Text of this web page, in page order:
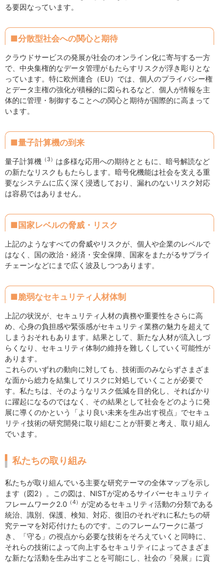
る要因なっています。
■分散型社会への関心と期待
クラウドサービスの発展が社会のオンライン化に寄与する一方
で、中央集権的なデータ管理がもたらすリスクが浮き彫りとな
っています。特に欧州連合（EU）では、個人のプライバシー権
とデータ主権の強化が積極的に図られるなど、個人が情報を主
体的に管理・制御することへの関心と期待が国際的に高まって
います。
■量子計算機の到来
量子計算機 （3） は多様な応用への期待とともに、暗号解読など
の新たなリスクももたらします。暗号化機能は社会を支える重
要なシステムに広く深く浸透しており、漏れのないリスク対応
は容易ではありません。
■国家レベルの脅威・リスク
上記のようなすべての脅威やリスクが、個人や企業のレベルで
はなく、国の政治・経済・安全保障、国家をまたがるサプライ
チェーンなどにまで広く波及しつつあります。
■脆弱なセキュリティ人材体制
上記の状況が、セキュリティ人材の責務や重要性をさらに高
め、心身の負担感や緊張感がセキュリティ業務の魅力を超えて
しまうおそれもあります。結果として、新たな人材が流入しづ
らくなり、セキュリティ体制の維持を難しくしていく可能性が
あります。
これらのいずれの動向に対しても、技術面のみならずさまざま
な面から総力を結集してリスクに対処していくことが必要で
す。私たちは、そのようなリスク低減を目的化し、そればかり
に躍起になるのではなく、その結果として社会をどのように発
展に導くのかという「より良い未来を生み出す視点」でセキュ
リティ技術の研究開発に取り組むことが肝要と考え、取り組ん
でいます。
私たちの取り組み
私たちが取り組んでいる主要な研究テーマの全体マップを示し
ます（図2）。この図は、NISTが定めるサイバーセキュリティ
フレームワーク2.0 （4） が定めるセキュリティ活動の分類である
統治、識別、保護、検知、対応、復旧のそれぞれに私たちの研
究テーマを対応付けたものです。このフレームワークに基づ
き、「守る」の視点から必要な技術をそろえていくと同時に、
それらの技術によって向上するセキュリティによってさまざま
な新たな活動を生み出すことを可能にし、社会の「発展」に貢